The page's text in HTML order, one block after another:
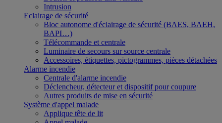
Intrusion
Eclairage de sécurité
Bloc autonome d'éclairage de sécurité (BAES, BAEH,
BAPI…)
Télécommande et centrale
Luminaire de secours sur source centrale
Accessoires, étiquettes, pictogrammes, pièces détachées
Alarme incendie
Centrale d'alarme incendie
Déclencheur, détecteur et dispositif pour coupure
Autres produits de mise en sécurité
Système d'appel malade
Applique tête de lit